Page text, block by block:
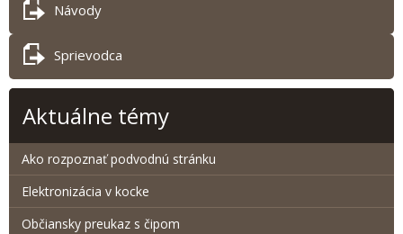
Návody
Sprievodca
Aktuálne témy
Ako rozpoznať podvodnú stránku
Elektronizácia v kocke
Občiansky preukaz s čipom